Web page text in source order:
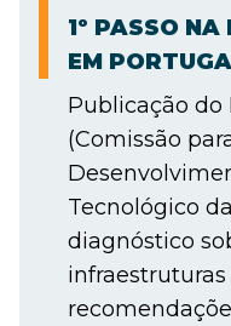
1º PASSO
EM
Publicação do
(Comissão
Tecnológico
diagnóstico